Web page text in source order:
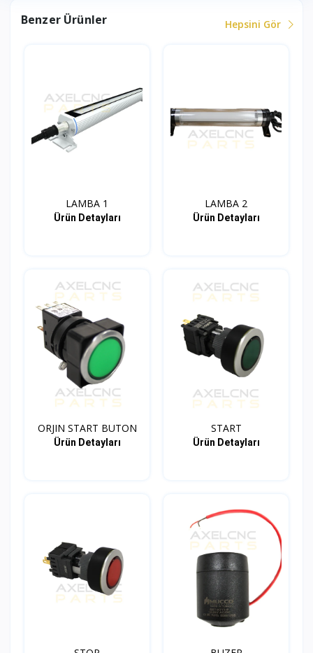
Benzer Ürünler Hepsini Gör
LAMBA 1
Ürün Detayları
LAMBA 2
Ürün Detayları
ORJIN START BUTON
Ürün Detayları
START
Ürün Detayları